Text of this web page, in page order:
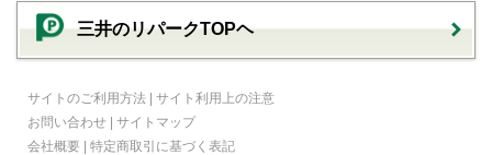
三井のリパークTOPヘ
サイトのご利用方法 | サイト利用上の注意
お問い合わせ | サイトマップ
会社概要 | 特定商取引に基づく表記